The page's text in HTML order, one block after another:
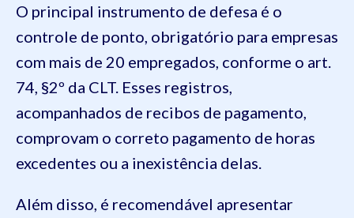
O principal instrumento de defesa é o
controle de ponto, obrigatório para empresas
com mais de 20 empregados, conforme o art.
74, §2º da CLT. Esses registros,
acompanhados de recibos de pagamento,
comprovam o correto pagamento de horas
excedentes ou a inexistência delas.
Além disso, é recomendável apresentar